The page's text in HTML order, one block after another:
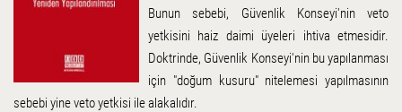
Bunun sebebi, Güvenlik Konseyi'nin veto
yetkisini haiz daimi üyeleri ihtiva etmesidir.
Doktrinde, Güvenlik Konseyi'nin bu yapılanması
için "doğum kusuru" nitelemesi yapılmasının
sebebi yine veto yetkisi ile alakalıdır.